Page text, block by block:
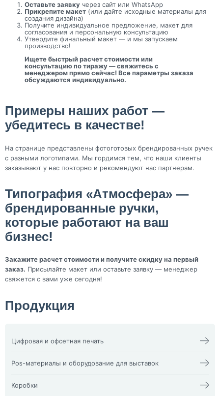
Оставьте заявку через сайт или WhatsApp
Прикрепите макет (или дайте исходные материалы для
создания дизайна)
Получите индивидуальное предложение, макет для
согласования и персональную консультацию
Утвердите финальный макет — и мы запускаем
производство!
Ищете быстрый расчет стоимости или
консультацию по тиражу — свяжитесь с
менеджером прямо сейчас! Все параметры заказа
обсуждаются индивидуально.
Примеры наших работ —
убедитесь в качестве!
На странице представлены фотоготовых брендированных ручек
с разными логотипами. Мы гордимся тем, что наши клиенты
заказывают у нас повторно и рекомендуют нас партнерам.
Типография «Атмосфера» —
брендированные ручки,
которые работают на ваш
бизнес!
Закажите расчет стоимости и получите скидку на первый
заказ. Присылайте макет или оставьте заявку — менеджер
свяжется с вами уже сегодня!
Продукция
Цифровая и офсетная печать
Визитки
Конверты
3D наклейки
Бейдж
Билеты
Пакеты
Папка фолдер
Печати и штампы
Pos-материалы и оборудование для выставок
X-стенд
Воблеры
Коробки